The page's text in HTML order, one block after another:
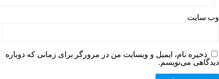
وب‌ سایت
ذخیره نام، ایمیل و وبسایت من در مرورگر برای زمانی که دوباره
دیدگاهی می‌نویسم.